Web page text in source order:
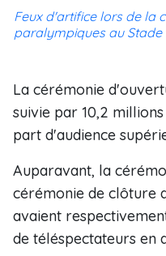
Feux d'artifice lors de la
paralympiques au Stade
La cérémonie
suivie par 10,2
part d'audience
Auparavant, la
cérémonie de clôture
avaient
de téléspectateurs en